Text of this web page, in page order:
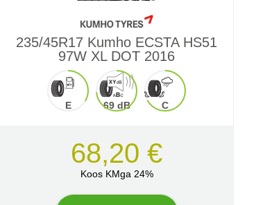
235/45R17 Kumho ECSTA HS51
97W XL DOT 2016
E 69 dB C
68,20 €
Koos KMga 24%